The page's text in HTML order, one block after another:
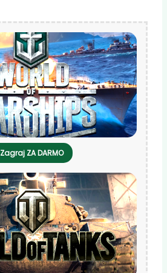
Zagraj ZA DARMO